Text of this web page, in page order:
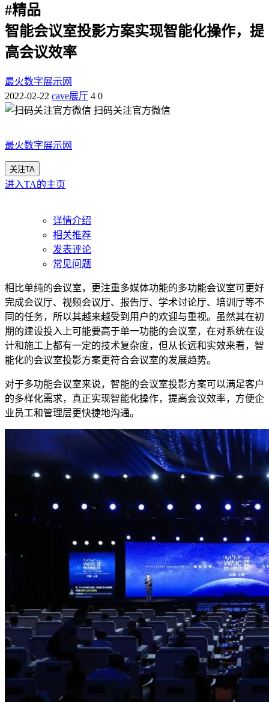
#精品
智能会议室投影方案实现智能化操作，提
高会议效率
最火数字展示网
2022-02-22 cave展厅 4 0
扫码关注官方微信
最火数字展示网
关注TA
进入TA的主页
详情介绍
相关推荐
发表评论
常见问题
相比单纯的会议室，更注重多媒体功能的多功能会议室可更好
完成会议厅、视频会议厅、报告厅、学术讨论厅、培训厅等不
同的任务，所以其越来越受到用户的欢迎与重视。虽然其在初
期的建设投入上可能要高于单一功能的会议室，在对系统在设
计和施工上都有一定的技术复杂度，但从长远和实效来看，智
能化的会议室投影方案更符合会议室的发展趋势。
对于多功能会议室来说，智能的会议室投影方案可以满足客户
的多样化需求，真正实现智能化操作，提高会议效率，方便企
业员工和管理层更快捷地沟通。